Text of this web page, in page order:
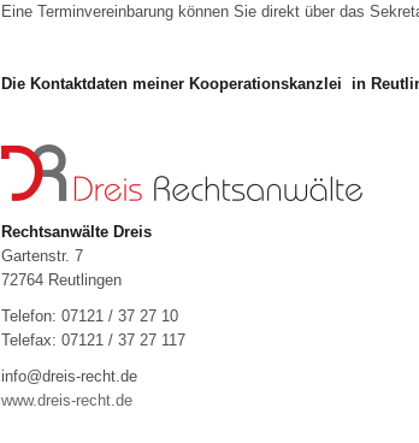
Eine Terminvereinbarung können Sie direkt über das
Die Kontaktdaten meiner Kooperationskanzlei in
Rechtsanwälte Dreis
Gartenstr. 7
72764 Reutlingen
Telefon: 07121 / 37 27 10
Telefax: 07121 / 37 27 117
info@dreis-recht.de
www.dreis-recht.de